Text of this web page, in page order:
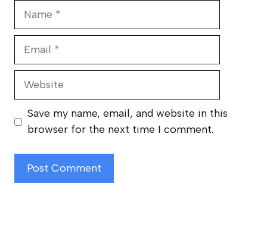
Website
Save my name, email, and website in this
browser for the next time I comment.